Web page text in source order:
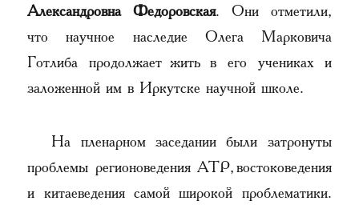
Александровна Федоровская. Они отметили,
что научное наследие Олега Марковича
Готлиба продолжает жить в его учениках и
заложенной им в Иркутске научной школе.
На пленарном заседании были затронуты
проблемы регионоведения АТР, востоковедения
и китаеведения самой широкой проблематики.